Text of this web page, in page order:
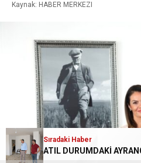
Sıradaki Haber
Kaynak: HABER MERKEZI